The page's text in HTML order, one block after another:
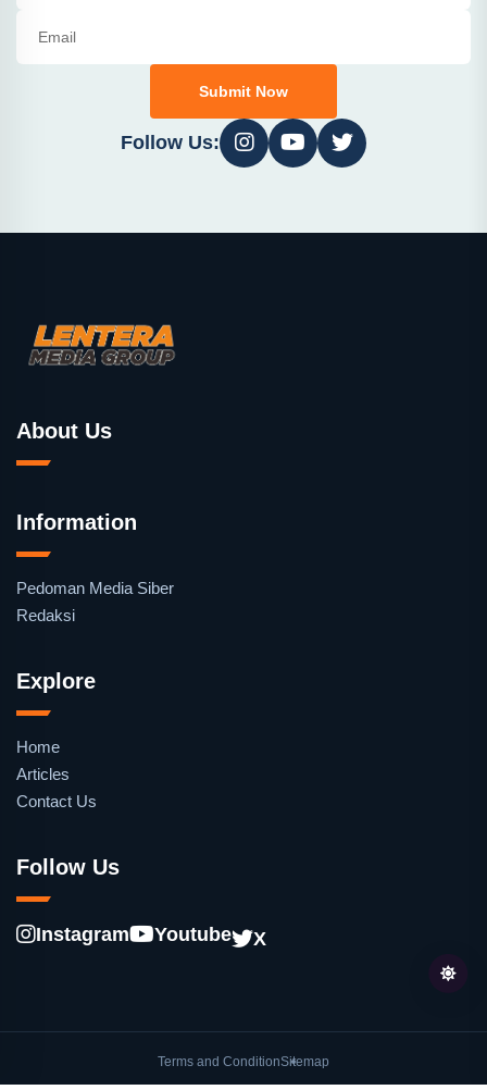
Submit Now
Follow Us:
About Us
Information
Pedoman Media Siber
Redaksi
Explore
Home
Articles
Contact Us
Follow Us
Instagram Youtube X
Terms and ConditionSitemap